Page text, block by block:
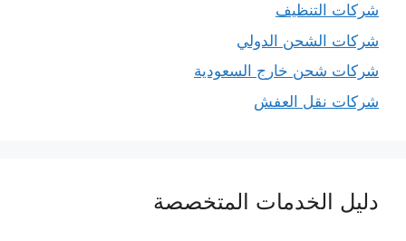
شركات التنظيف
شركات الشحن الدولي
شركات شحن خارج السعودية
شركات نقل العفش
دليل الخدمات المتخصصة